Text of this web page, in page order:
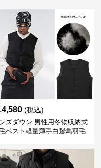
(税込)
ズダウン 男性用冬物収納式
ベスト軽量薄手白鵞鳥羽毛